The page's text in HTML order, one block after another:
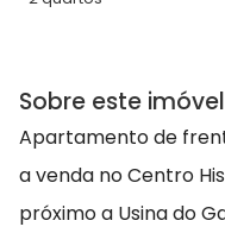
Sobre este imóvel
Apartamento de
a venda no Centro
próximo a Usina do